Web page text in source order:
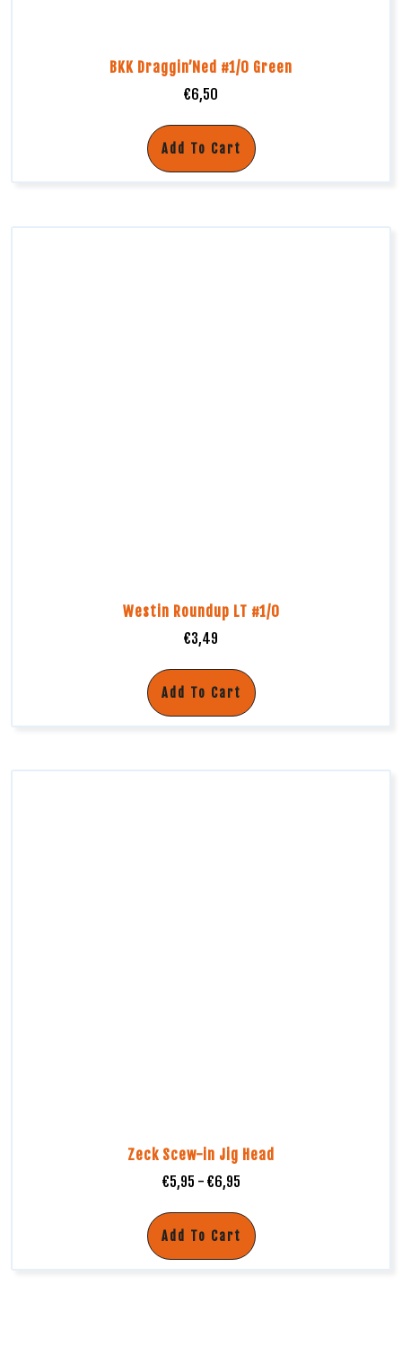
BKK Draggin’Ned #1/0 Green
€6,50
Add To Cart
Westin Roundup LT #1/0
€3,49
Add To Cart
Zeck Scew-in Jig Head
€5,95 - €6,95
Add To Cart